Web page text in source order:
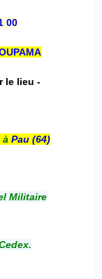
00
le lieu -
à Pau (64)
Militaire